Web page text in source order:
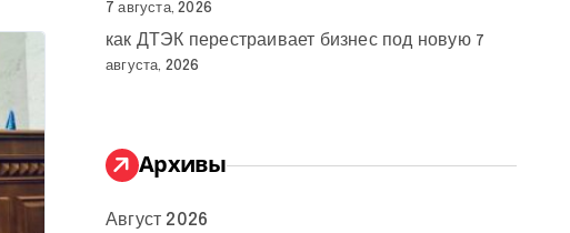
7 августа, 2026
как ДТЭК перестраивает бизнес под новую 7
августа, 2026
Архивы
Август 2026